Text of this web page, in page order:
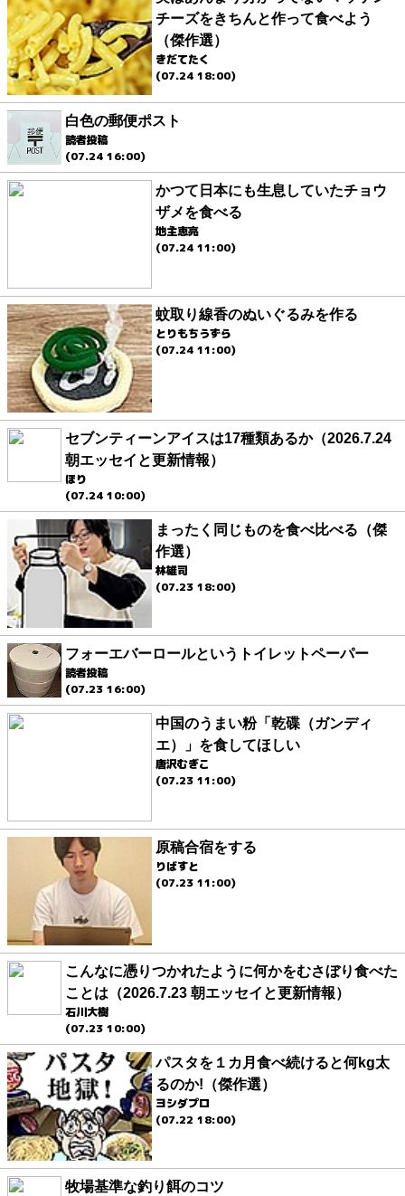
チーズをきちんと作って食べよう
（傑作選）
きだてたく
(07.24 18:00)
白色の郵便ポスト
読者投稿
(07.24 16:00)
かつて日本にも生息していたチョウ
ザメを食べる
地主恵亮
(07.24 11:00)
蚊取り線香のぬいぐるみを作る
とりもちうずら
(07.24 11:00)
セブンティーンアイスは17種類あるか（2026.7.24
朝エッセイと更新情報）
ほり
(07.24 10:00)
まったく同じものを食べ比べる（傑
作選）
林雄司
(07.23 18:00)
フォーエバーロールというトイレットペーパー
読者投稿
(07.23 16:00)
中国のうまい粉「乾碟（ガンディ
エ）」を食してほしい
唐沢むぎこ
(07.23 11:00)
原稿合宿をする
りばすと
(07.23 11:00)
こんなに憑りつかれたように何かをむさぼり食べた
ことは（2026.7.23 朝エッセイと更新情報）
石川大樹
(07.23 10:00)
パスタを１カ月食べ続けると何kg太
るのか!（傑作選）
ヨシダプロ
(07.22 18:00)
牧場基準な釣り餌のコツ